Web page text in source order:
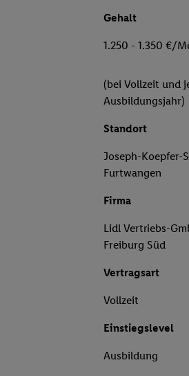
Gehalt
1.250 - 1.350 €/
(bei Vollzeit und
Ausbildungsjahr)
Standort
Joseph-Koepfer-
Furtwangen
Firma
Lidl Vertriebs-
Freiburg Süd
Vertragsart
Vollzeit
Einstiegslevel
Ausbildung